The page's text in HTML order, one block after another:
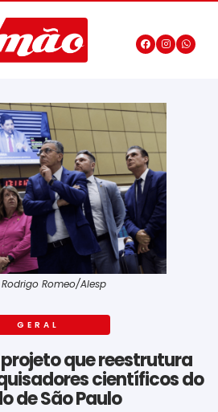
Romeo/Alesp
GERAL
que reestrutura
científicos do
de São Paulo